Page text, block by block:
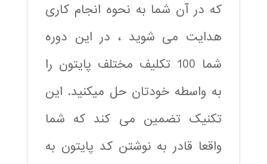
که در آن شما به نحوه انجام کاری
هدایت می شوید ، در این دوره
شما 100 تکلیف مختلف پایتون را
به واسطه خودتان حل میکنید. این
تکنیک تضمین می کند که شما
واقعا قادر به نوشتن کد پایتون به